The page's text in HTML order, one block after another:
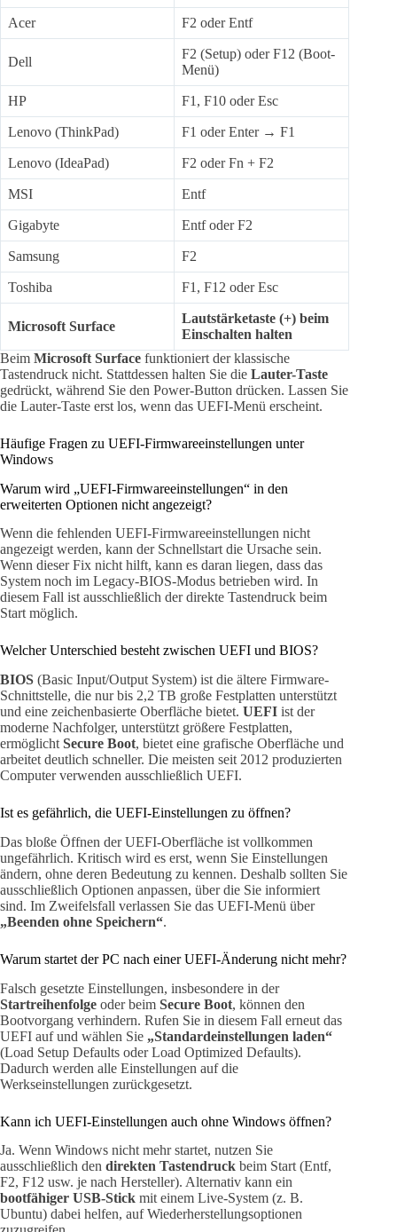
Acer F2 oder Entf
Dell
F2 (Setup) oder F12 (Boot-
Menü)
HP F1, F10 oder Esc
Lenovo (ThinkPad) F1 oder Enter → F1
Lenovo (IdeaPad) F2 oder Fn + F2
MSI Entf
Gigabyte Entf oder F2
Samsung F2
Toshiba F1, F12 oder Esc
Microsoft Surface
Lautstärketaste (+) beim
Einschalten halten
Beim Microsoft Surface funktioniert der klassische
Tastendruck nicht. Stattdessen halten Sie die Lauter-Taste
gedrückt, während Sie den Power-Button drücken. Lassen Sie
die Lauter-Taste erst los, wenn das UEFI-Menü erscheint.
Häufige Fragen zu UEFI-Firmwareeinstellungen unter
Windows
Warum wird „UEFI-Firmwareeinstellungen“ in den
erweiterten Optionen nicht angezeigt?
Wenn die fehlenden UEFI-Firmwareeinstellungen nicht
angezeigt werden, kann der Schnellstart die Ursache sein.
Wenn dieser Fix nicht hilft, kann es daran liegen, dass das
System noch im Legacy-BIOS-Modus betrieben wird. In
diesem Fall ist ausschließlich der direkte Tastendruck beim
Start möglich.
Welcher Unterschied besteht zwischen UEFI und BIOS?
BIOS (Basic Input/Output System) ist die ältere Firmware-
Schnittstelle, die nur bis 2,2 TB große Festplatten unterstützt
und eine zeichenbasierte Oberfläche bietet. UEFI ist der
moderne Nachfolger, unterstützt größere Festplatten,
ermöglicht Secure Boot, bietet eine grafische Oberfläche und
arbeitet deutlich schneller. Die meisten seit 2012 produzierten
Computer verwenden ausschließlich UEFI.
Ist es gefährlich, die UEFI-Einstellungen zu öffnen?
Das bloße Öffnen der UEFI-Oberfläche ist vollkommen
ungefährlich. Kritisch wird es erst, wenn Sie Einstellungen
ändern, ohne deren Bedeutung zu kennen. Deshalb sollten Sie
ausschließlich Optionen anpassen, über die Sie informiert
sind. Im Zweifelsfall verlassen Sie das UEFI-Menü über
„Beenden ohne Speichern“.
Warum startet der PC nach einer UEFI-Änderung nicht mehr?
Falsch gesetzte Einstellungen, insbesondere in der
Startreihenfolge oder beim Secure Boot, können den
Bootvorgang verhindern. Rufen Sie in diesem Fall erneut das
UEFI auf und wählen Sie „Standardeinstellungen laden“
(Load Setup Defaults oder Load Optimized Defaults).
Dadurch werden alle Einstellungen auf die
Werkseinstellungen zurückgesetzt.
Kann ich UEFI-Einstellungen auch ohne Windows öffnen?
Ja. Wenn Windows nicht mehr startet, nutzen Sie
ausschließlich den direkten Tastendruck beim Start (Entf,
F2, F12 usw. je nach Hersteller). Alternativ kann ein
bootfähiger USB-Stick mit einem Live-System (z. B.
Ubuntu) dabei helfen, auf Wiederherstellungsoptionen